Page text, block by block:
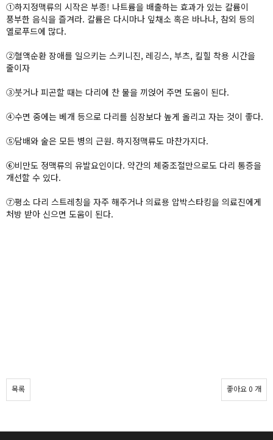
①하지정맥류의 시작은 부종! 나트륨을 배출하는 효과가 있는 칼륨이
풍부한 음식을 즐겨라. 칼륨은 다시마나 잎채소 혹은 바나나, 참외 등의
옐로푸드에 많다.
②혈액순환 장애를 일으키는 스키니진, 레깅스, 부츠, 킬힐 착용 시간을
줄이자
③붓거나 피곤할 때는 다리에 찬 물을 끼얹어 주면 도움이 된다.
④수면 중에는 베개 등으로 다리를 심장보다 높게 올리고 자는 것이 좋다.
⑤담배와 술은 모든 병의 근원. 하지정맥류도 마찬가지다.
⑥비만도 정맥류의 유발요인이다. 약간의 체중조절만으로도 다리 통증을
개선할 수 있다.
⑦평소 다리 스트레칭을 자주 해주거나 의료용 압박스타킹을 의료진에게
처방 받아 신으면 도움이 된다.
좋아요0 개
목록